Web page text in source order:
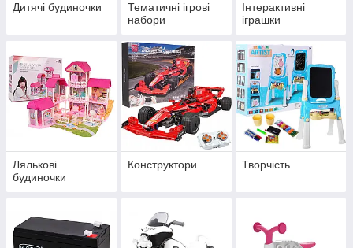
Дитячі будиночки
Тематичні ігрові
набори
Інтерактивні
іграшки
Лялькові
будиночки
Конструктори Творчість